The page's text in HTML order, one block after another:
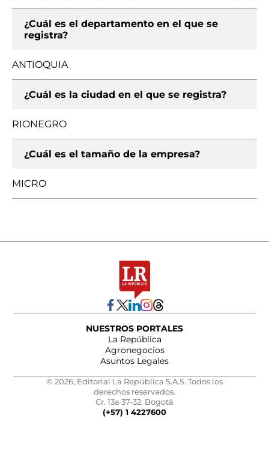
¿Cuál es el departamento en el que se
registra?
ANTIOQUIA
¿Cuál es la ciudad en el que se registra?
RIONEGRO
¿Cuál es el tamaño de la empresa?
MICRO
NUESTROS PORTALES
La República
Agronegocios
Asuntos Legales
© 2026, Editorial La República S.A.S. Todos los
derechos reservados.
Cr. 13a 37-32, Bogotá
(+57) 1 4227600